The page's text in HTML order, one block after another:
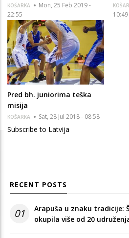
KOŠARKA
Mon, 25 Feb 2019 -
22:55
10:49
Pred bh. juniorima teška
misija
KOŠARKA Sat, 28 Jul 2018 - 08:58
Subscribe to Latvija
RECENT POSTS
01
Arapuša u znaku tradicije:
okupila više od 20